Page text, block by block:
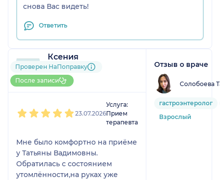
снова Вас видеть!
Ответить
Ксения
9 отзывови1 оценка
До 10 записей через
НаПоправку
Проверен НаПоправку
После записи
23.07.2026
Услуга:
Прием
терапевта
Мне было комфортно на приёме
у Татьяны Вадимовны.
Обратилась с состоянием
утомлённости,на руках уже
Отзыв о враче
Солобоева
гастроэнтеролог
Взрослый